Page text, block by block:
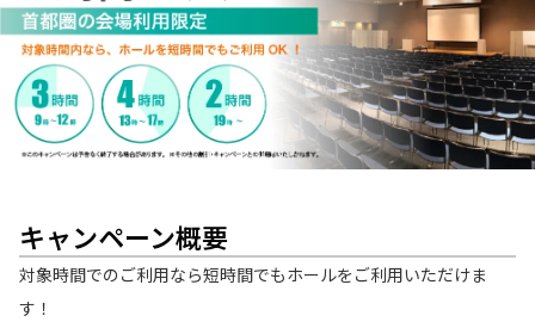
キャンペーン概要
対象時間でのご利用なら短時間でもホールをご利用いただけま
す！